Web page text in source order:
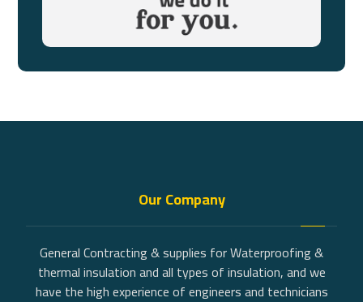
Our Company
General Contracting & supplies for Waterproofing &
thermal insulation and all types of insulation, and we
have the high experience of engineers and technicians